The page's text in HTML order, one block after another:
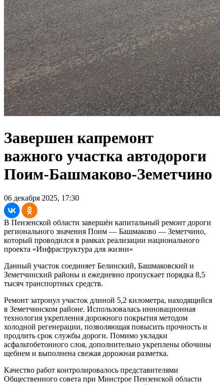
Завершен капремонт
важного участка автодороги
Поим-Башмаково-Земетчино
06 декабря 2025, 17:30
В Пензенской области завершён капитальный ремонт дороги
регионального значения Поим — Башмаково — Земетчино,
который проводился в рамках реализации национального
проекта «Инфраструктура для жизни»
Данный участок соединяет Белинский, Башмаковский и
Земетчинский районы и ежедневно пропускает порядка 8,5
тысяч транспортных средств.
Ремонт затронул участок длиной 5,2 километра, находящийся
в Земетчинском районе. Использовалась инновационная
технология укрепления дорожного покрытия методом
холодной регенерации, позволяющая повысить прочность и
продлить срок службы дороги. Помимо укладки
асфальтобетонного слоя, дополнительно укреплены обочины
щебнем и выполнена свежая дорожная разметка.
Качество работ контролировалось представителями
Общественного совета при Минстрое Пензенской области